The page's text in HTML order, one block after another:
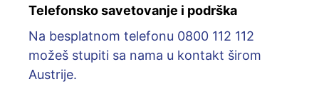
Telefonsko savetovanje i podrška
Na besplatnom telefonu 0800 112 112
možeš stupiti sa nama u kontakt širom
Austrije.